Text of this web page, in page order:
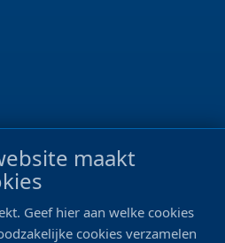
CONTACT maakt
Geef hier aan welke cookies
cookies verzamelen